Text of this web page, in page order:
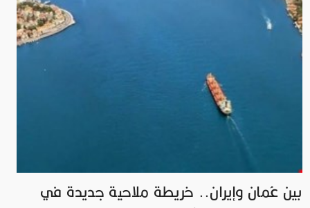
بين عُمان وإيران.. خريطة ملاحية جديدة في